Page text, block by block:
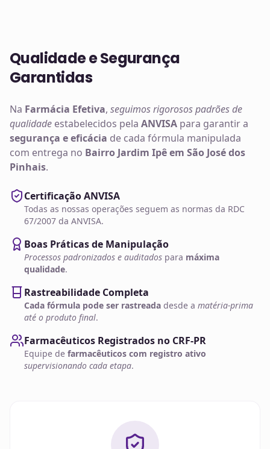
Qualidade e Segurança
Garantidas
Na Farmácia Efetiva, seguimos rigorosos padrões de
qualidade estabelecidos pela ANVISA para garantir a
segurança e eficácia de cada fórmula manipulada
com entrega no Bairro Jardim Ipê em São José dos
Pinhais.
Certificação ANVISA
Todas as nossas operações seguem as normas da RDC
67/2007 da ANVISA.
Boas Práticas de Manipulação
Processos padronizados e auditados para máxima
qualidade.
Rastreabilidade Completa
Cada fórmula pode ser rastreada desde a matéria-prima
até o produto final.
Farmacêuticos Registrados no CRF-PR
Equipe de farmacêuticos com registro ativo
supervisionando cada etapa.